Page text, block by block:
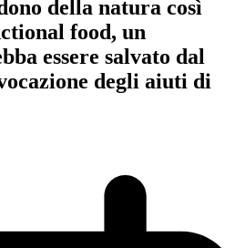
della natura così
food, un
essere salvato dal
degli aiuti di